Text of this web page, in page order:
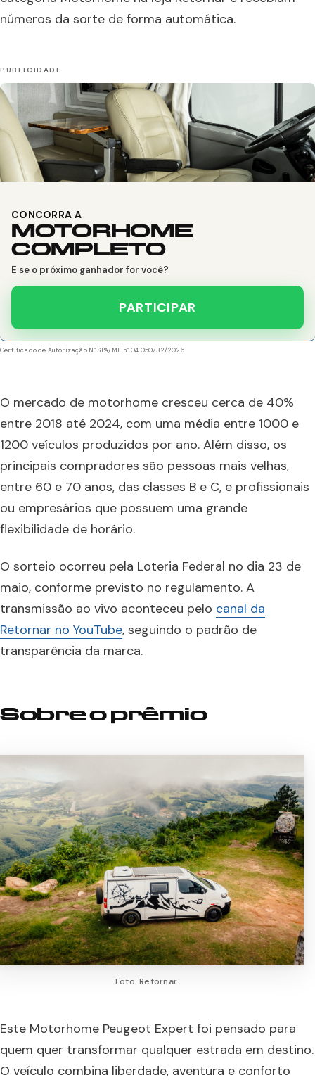
números da sorte de forma automática.
CONCORRA A
MOTORHOME
COMPLETO
E se o próximo ganhador for você?
PARTICIPAR
Certificado de Autorização Nº SPA/MF nº 04.050732/2026
O mercado de motorhome cresceu cerca de 40%
entre 2018 até 2024, com uma média entre 1000 e
1200 veículos produzidos por ano. Além disso, os
principais compradores são pessoas mais velhas,
entre 60 e 70 anos, das classes B e C, e profissionais
ou empresários que possuem uma grande
flexibilidade de horário.
O sorteio ocorreu pela Loteria Federal no dia 23 de
maio, conforme previsto no regulamento. A
transmissão ao vivo aconteceu pelo canal da
Retornar no YouTube, seguindo o padrão de
transparência da marca.
Sobre o prêmio
Foto: Retornar
Este Motorhome Peugeot Expert foi pensado para
quem quer transformar qualquer estrada em destino.
O veículo combina liberdade, aventura e conforto